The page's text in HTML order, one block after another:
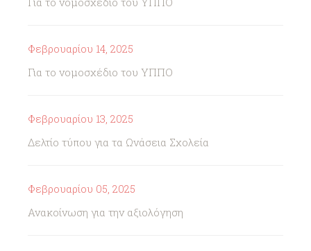
Φεβρουαρίου 14, 2025
Για το νομοσχέδιο του ΥΠΠΟ
Φεβρουαρίου 13, 2025
Δελτίο τύπου για τα Ωνάσεια Σχολεία
Φεβρουαρίου 05, 2025
Ανακοίνωση για την αξιολόγηση